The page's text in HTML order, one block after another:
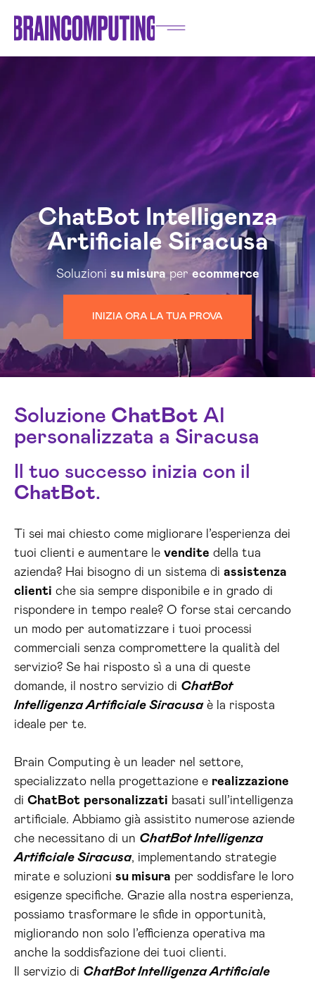
ChatBot Intelligenza
Artificiale Siracusa
Soluzioni su misura per ecommerce
INIZIA ORA LA TUA PROVA
Soluzione ChatBot AI
personalizzata a Siracusa
Il tuo successo inizia con il
ChatBot.
Ti sei mai chiesto come migliorare l’esperienza dei
tuoi clienti e aumentare le vendite della tua
azienda? Hai bisogno di un sistema di assistenza
clienti che sia sempre disponibile e in grado di
rispondere in tempo reale? O forse stai cercando
un modo per automatizzare i tuoi processi
commerciali senza compromettere la qualità del
servizio? Se hai risposto sì a una di queste
domande, il nostro servizio di ChatBot
Intelligenza Artificiale Siracusaè la risposta
ideale per te.
Brain Computing è un leader nel settore,
specializzato nella progettazione e realizzazione
di ChatBot personalizzati basati sull’intelligenza
artificiale. Abbiamo già assistito numerose aziende
che necessitano di un ChatBot Intelligenza
Artificiale Siracusa, implementando strategie
mirate e soluzioni su misura per soddisfare le loro
esigenze specifiche. Grazie alla nostra esperienza,
possiamo trasformare le sfide in opportunità,
migliorando non solo l’efficienza operativa ma
anche la soddisfazione dei tuoi clienti.
Il servizio di ChatBot Intelligenza Artificiale